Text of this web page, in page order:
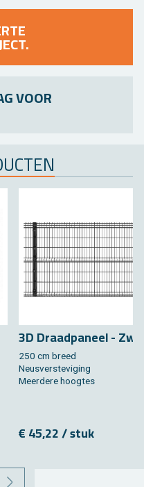
VOOR
3D Draad­pa­neel -
250 cm breed
Neus­ver­ste­vi­ging
Meer­de­re hoog­tes
€ 45,22 / stuk